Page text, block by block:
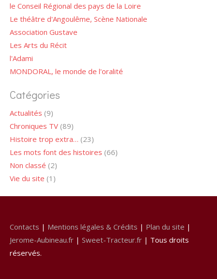
le Conseil Régional des pays de la Loire
Le théâtre d'Angoulême, Scène Nationale
Association Gustave
Les Arts du Récit
l'Adami
MONDORAL, le monde de l'oralité
Catégories
Actualités (9)
Chroniques TV (89)
Histoire trop extra… (23)
Les mots font des histoires (66)
Non classé (2)
Vie du site (1)
Contacts | Mentions légales & Crédits | Plan du site |
Jerome-Aubineau.fr | Sweet-Tracteur.fr | Tous droits
réservés.